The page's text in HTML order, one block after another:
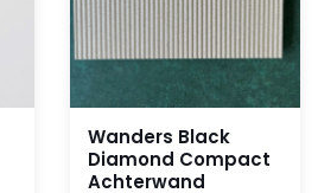
Wanders Black
Diamond Compact
Achterwand